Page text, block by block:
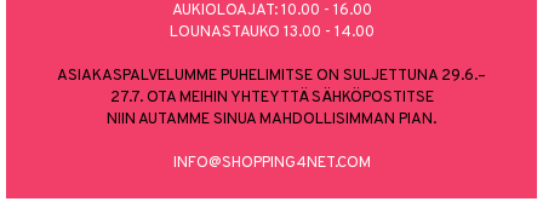
AUKIOLOAJAT: 10.00 - 16.00
LOUNASTAUKO 13.00 - 14.00
ASIAKASPALVELUMME PUHELIMITSE ON SULJETTUNA 29.6.–
27.7. OTA MEIHIN YHTEYTTÄ SÄHKÖPOSTITSE
NIIN AUTAMME SINUA MAHDOLLISIMMAN PIAN.
INFO@SHOPPING4NET.COM